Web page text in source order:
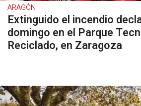
ARAGÓN
Extinguido el incendio
domingo en el Parque
Reciclado, en Zaragoza